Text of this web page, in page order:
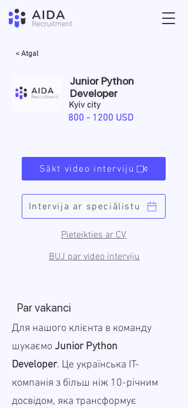
< Atgal
Junior Python
Developer
Kyiv city
800 - 1200 USD
Sākt video interviju
Pieteikties ar CV
Intervija ar speciālistu
BUJ par video interviju
Par vakanci
Для нашого клієнта в команду
шукаємо Junior Python
Developer. Це українська IT-
компанія з більш ніж 10-річним
досвідом, яка трансформує